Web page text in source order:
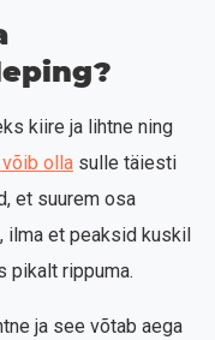
kiire ja lihtne ning
olla sulle täiesti
et suurem osa
ilma et peaksid kuskil
pikalt rippuma.
ja see võtab aega